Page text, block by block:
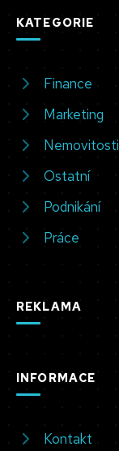
KATEGORIE
Finance
Marketing
Nemovitosti
Ostatní
Podnikání
Práce
REKLAMA
INFORMACE
Kontakt